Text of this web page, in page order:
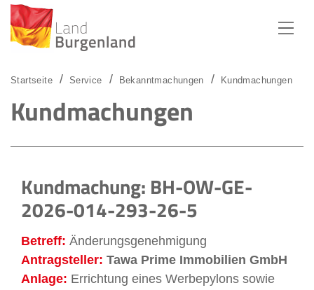
Startseite Service Bekanntmachungen Kundmachungen
Kundmachungen
Kundmachung: BH-OW-GE-
2026-014-293-26-5
Betreff: Änderungsgenehmigung
Antragsteller: Tawa Prime Immobilien GmbH
Anlage: Errichtung eines Werbepylons sowie